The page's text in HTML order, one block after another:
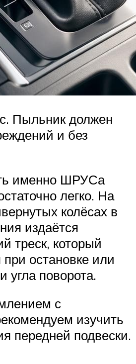
Пыльник должен
и без
именно ШРУСа
легко. На
колёсах в
издаётся
треск, который
остановке или
угла поворота.
с
изучить
передней подвески.